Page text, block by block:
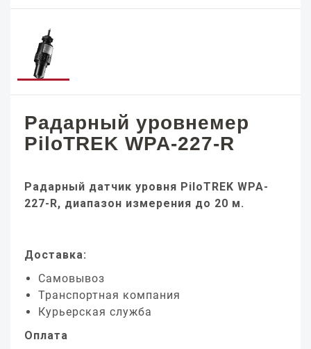
Радарный уровнемер
PiloTREK WPA-227-R
Радарный датчик уровня PiloTREK WPA-
227-R, диапазон измерения до 20 м.
Доставка:
Самовывоз
Транспортная компания
Курьерская служба
Оплата